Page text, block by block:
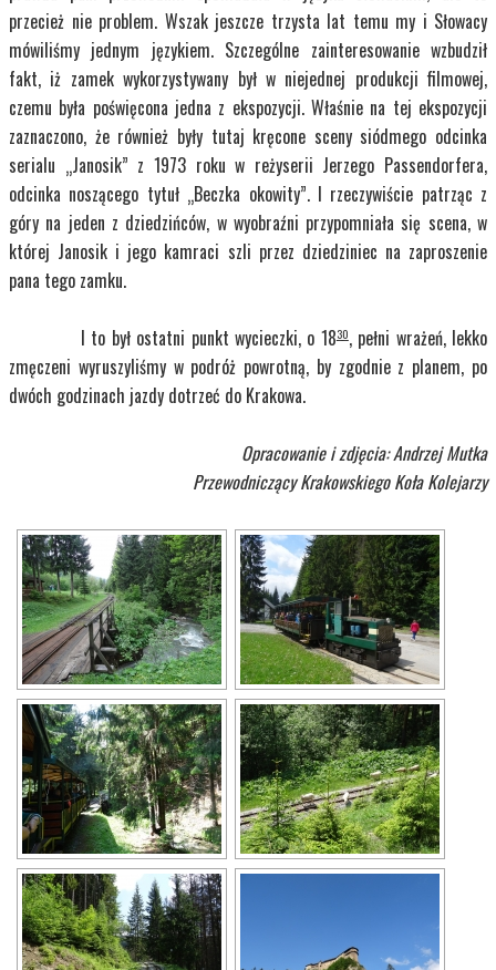
przecież nie problem. Wszak jeszcze trzysta lat temu my i Słowacy
mówiliśmy jednym językiem. Szczególne zainteresowanie wzbudził
fakt, iż zamek wykorzystywany był w niejednej produkcji filmowej,
czemu była poświęcona jedna z ekspozycji. Właśnie na tej ekspozycji
zaznaczono, że również były tutaj kręcone sceny siódmego odcinka
serialu „Janosik” z 1973 roku w reżyserii Jerzego Passendorfera,
odcinka noszącego tytuł „Beczka okowity”. I rzeczywiście patrząc z
góry na jeden z dziedzińców, w wyobraźni przypomniała się scena, w
której Janosik i jego kamraci szli przez dziedziniec na zaproszenie
pana tego zamku.
I to był ostatni punkt wycieczki, o 1830, pełni wrażeń, lekko
zmęczeni wyruszyliśmy w podróż powrotną, by zgodnie z planem, po
dwóch godzinach jazdy dotrzeć do Krakowa.
Opracowanie i zdjęcia: Andrzej Mutka
Przewodniczący Krakowskiego Koła Kolejarzy